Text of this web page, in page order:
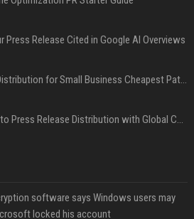
Press Release Cited in Google AI Overviews
Press Release Distribution for Small Business Cheapest Path to Real Coverage
Affordable Crypto Press Release Distribution with Global Coverage
software says Windows users may
locked his account